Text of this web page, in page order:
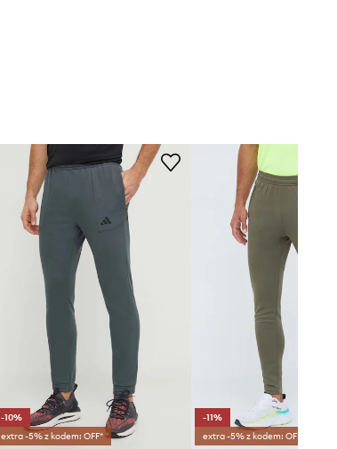
-10%
extra -5% z kodem: OFF*
-11%
extra -5% z kodem: OFF*